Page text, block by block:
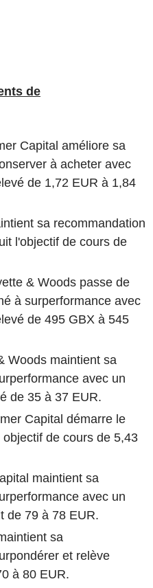
de
Capital améliore sa
à acheter avec
de 1,72 EUR à 1,84
sa recommandation
l'objectif de cours de
& Woods passe de
à surperformance avec
de 495 GBX à 545
Woods maintient sa
avec un
de 35 à 37 EUR.
Capital démarre le
de cours de 5,43
maintient sa
avec un
de 79 à 78 EUR.
sa
et relève
à 80 EUR.